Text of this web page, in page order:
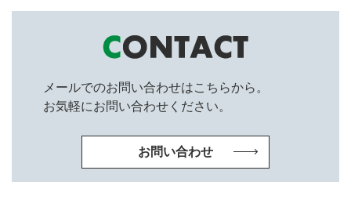
メールでのお問い合わせはこちらから。
お気軽にお問い合わせください。
お問い合わせ